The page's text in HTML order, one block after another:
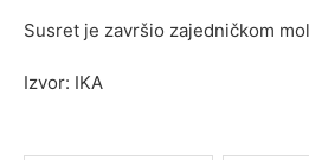
Susret je završio zajedničkom
Izvor: IKA